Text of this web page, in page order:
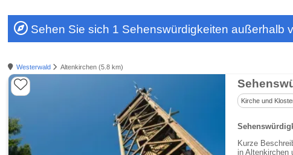
Sehen Sie sich 1 Sehenswürdigkeiten außerhalb
Westerwald Altenkirchen (5.8 km)
Kirche und
Kurze
in Altenkirchen